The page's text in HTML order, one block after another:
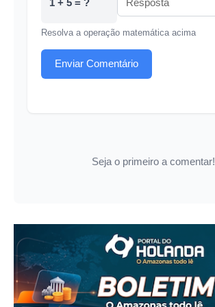
1 + 5 = ?
Resolva a operação matemática acima
Enviar Comentário
Seja o primeiro a comentar!